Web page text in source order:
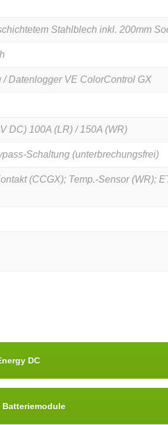
Stahlblech inkl. 200mm
Datenlogger VE ColorControl GX
DC) 100A (LR) / 150A (WR)
Schaltung (unterbrechungsfrei)
(CCGX); Temp.-Sensor (WR);
DC
Batteriemodule